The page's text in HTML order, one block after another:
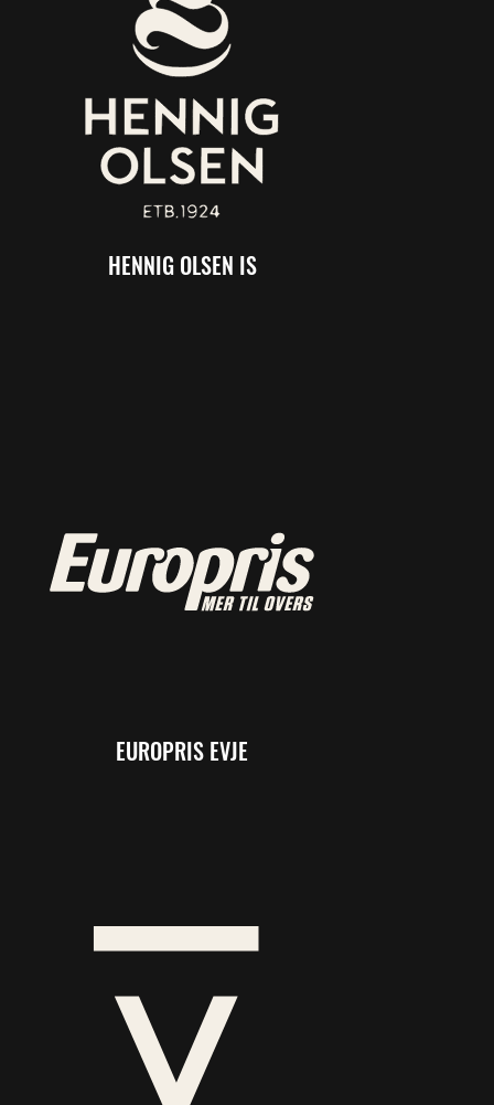
HENNIG OLSEN IS
EUROPRIS EVJE